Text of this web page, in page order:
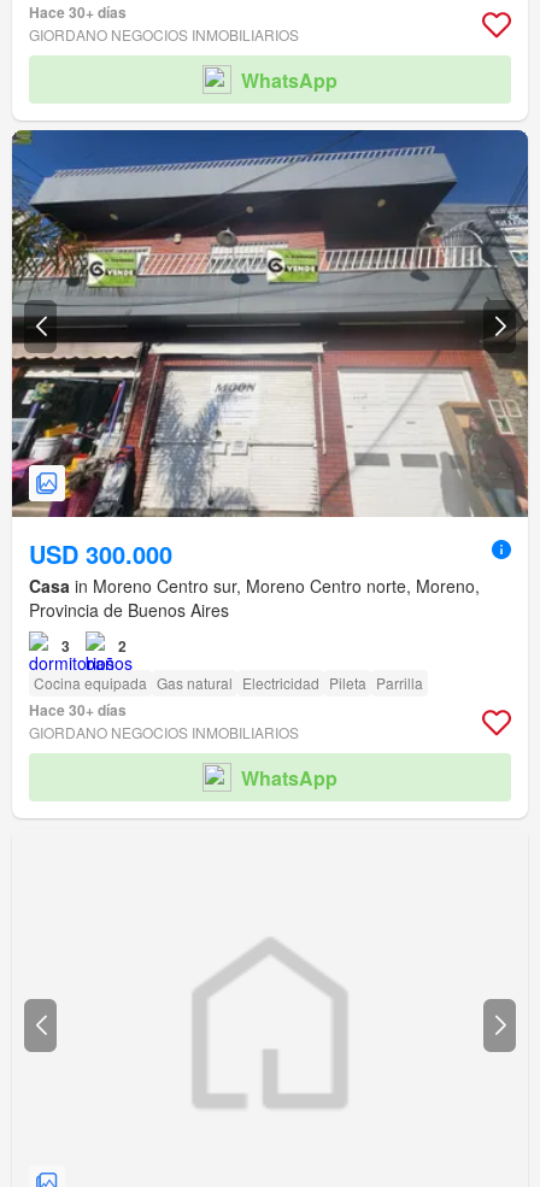
Hace 30+ días
GIORDANO NEGOCIOS INMOBILIARIOS
WhatsApp
USD 300.000
Casa in Moreno Centro sur, Moreno Centro norte, Moreno,
Provincia de Buenos Aires
3 2
Cocina equipada Gas natural Electricidad Pileta Parrilla
Hace 30+ días
GIORDANO NEGOCIOS INMOBILIARIOS
WhatsApp